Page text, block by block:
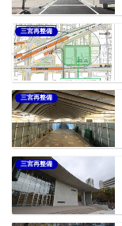
三宮再整備
三宮再整備
三宮再整備